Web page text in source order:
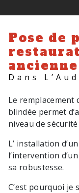
Pose de
ancienne
Dans
Le remplacement
blindée permet
niveau de
L’ installation
l’intervention
sa robustesse.
C’est pourquoi je